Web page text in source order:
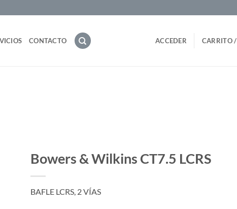
CONTACTO ACCEDER CARRITO /
Bowers & Wilkins CT7.5 LCRS
BAFLE LCRS, 2 VÍAS